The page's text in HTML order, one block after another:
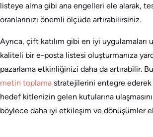
listeye alma gibi ana engelleri ele alarak,
oranlarınızı önemli ölçüde artırabilirsiniz.
Ayrıca, çift katılım gibi en iyi uygulamaları
kaliteli bir e-posta listesi oluşturmanıza
pazarlama etkinliğinizi daha da artırabilir.
metin toplama stratejilerini entegre ederek
hedef kitlenizin gelen kutularına
böylece daha iyi etkileşim ve dönüşümler